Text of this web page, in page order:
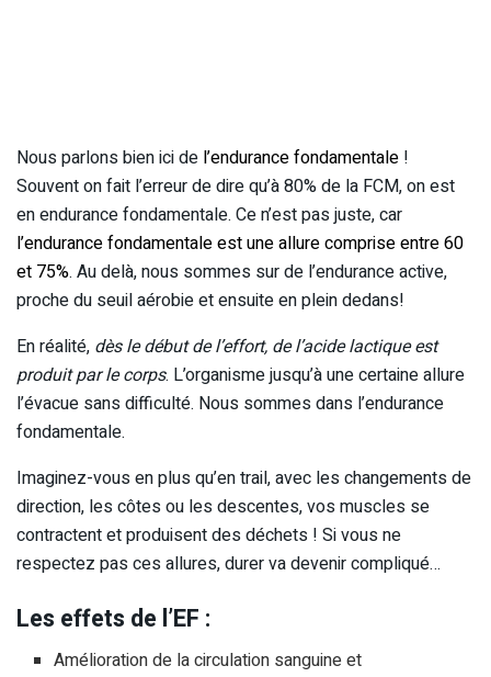
Nous parlons bien ici de l’endurance fondamentale !
Souvent on fait l’erreur de dire qu’à 80% de la FCM, on est
en endurance fondamentale. Ce n’est pas juste, car
l’endurance fondamentale est une allure comprise entre 60
et 75%. Au delà, nous sommes sur de l’endurance active,
proche du seuil aérobie et ensuite en plein dedans!
En réalité, dès le début de l’effort, de l’acide lactique est
produit par le corps. L’organisme jusqu’à une certaine allure
l’évacue sans difficulté. Nous sommes dans l’endurance
fondamentale.
Imaginez-vous en plus qu’en trail, avec les changements de
direction, les côtes ou les descentes, vos muscles se
contractent et produisent des déchets ! Si vous ne
respectez pas ces allures, durer va devenir compliqué…
Les effets de l’EF :
Amélioration de la circulation sanguine et